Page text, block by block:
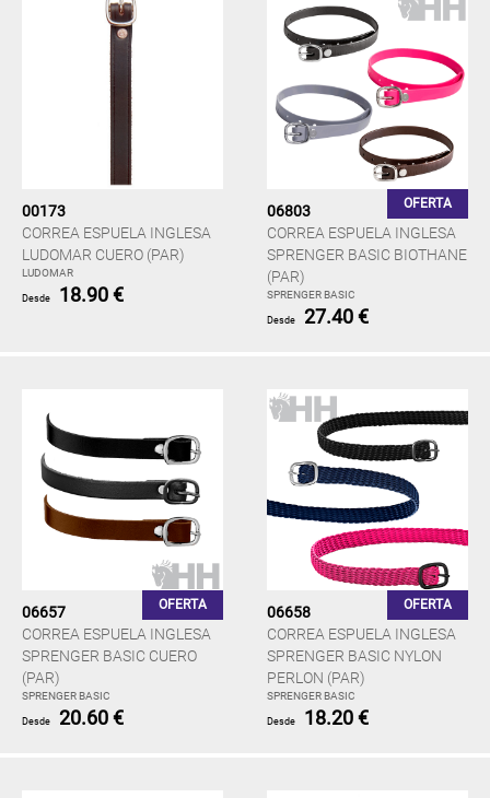
00173
CORREA ESPUELA INGLESA
LUDOMAR CUERO (PAR)
LUDOMAR
Desde 18.90 €
06803 OFERTA
CORREA ESPUELA INGLESA
SPRENGER BASIC BIOTHANE
(PAR)
SPRENGER BASIC
Desde 27.40 €
06657 OFERTA
CORREA ESPUELA INGLESA
SPRENGER BASIC CUERO
(PAR)
SPRENGER BASIC
Desde 20.60 €
06658 OFERTA
CORREA ESPUELA INGLESA
SPRENGER BASIC NYLON
PERLON (PAR)
SPRENGER BASIC
Desde 18.20 €